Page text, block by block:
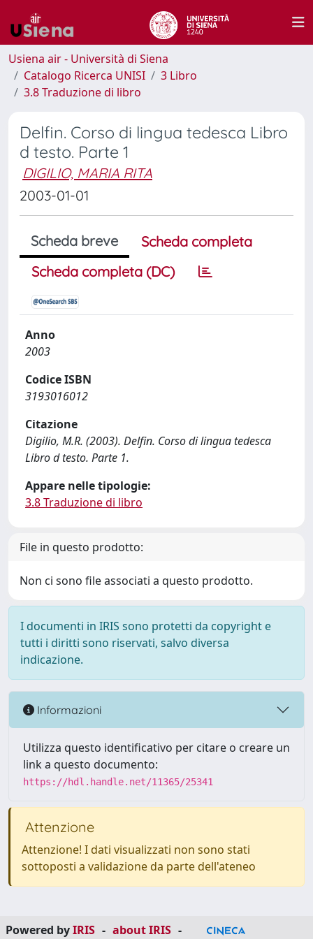
Usiena air - Università di Siena
Catalogo Ricerca UNISI
3 Libro
3.8 Traduzione di libro
Delfin. Corso di lingua tedesca Libro
d testo. Parte 1
DIGILIO, MARIA RITA
2003-01-01
Scheda breve
Scheda completa
Scheda completa (DC)
Anno
2003
Codice ISBN
3193016012
Citazione
Digilio, M.R. (2003). Delfin. Corso di lingua tedesca
Libro d testo. Parte 1.
Appare nelle tipologie:
3.8 Traduzione di libro
File in questo prodotto:
Non ci sono file associati a questo prodotto.
I documenti in IRIS sono protetti da copyright e
tutti i diritti sono riservati, salvo diversa
indicazione.
Informazioni
Utilizza questo identificativo per citare o creare un
link a questo documento:
https://hdl.handle.net/11365/25341
Attenzione
Attenzione! I dati visualizzati non sono stati
sottoposti a validazione da parte dell'ateneo
Powered byIRIS - about IRIS -